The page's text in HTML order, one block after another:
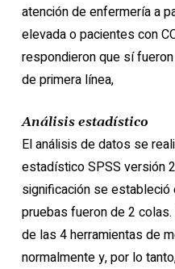
atención de enfermería a
elevada o pacientes con
respondieron que sí
de primera línea,
Análisis estadístico
El análisis de datos se
estadístico SPSS versión
significación se estableció
pruebas fueron de 2
de las 4 herramientas de
normalmente y, por lo